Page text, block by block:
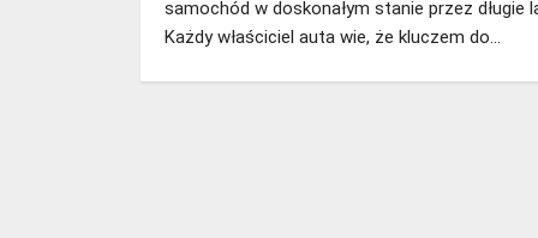
samochód w doskonałym stanie przez długie
Każdy właściciel auta wie, że kluczem do…